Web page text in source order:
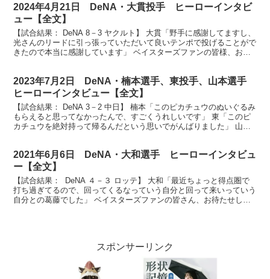
2024年4月21日 DeNA・大貫投手 ヒーローインタビ
ュー【全文】
【試合結果： DeNA 8－3 ヤクルト】 大貫「野手に感謝してますし、
光さんのリードに引っ張っていただいて良いテンポで投げることがで
きたので本当に感謝しています」 ベイスターズファンの皆様、お待
2023年7月2日 DeNA・楠本選手、東投手、山本選手
ヒーローインタビュー【全文】
【試合結果： DeNA 3－2 中日】 楠本「このピカチュウのぬいぐるみ
もらえると思ってなかったんで、すごくうれしいです」 東「このピ
カチュウを絶対持って帰るんだという思いでがんばりました」 山本
2021年6月6日 DeNA・大和選手 ヒーローインタビュ
ー【全文】
【試合結果： DeNA ４－３ ロッテ】 大和「最近ちょっと得点圏で
打ち過ぎてるので、回ってくるなっていう自分と回って来いっていう
自分との葛藤でした」 ベイスターズファンの皆さん、お待たせしま
スポンサーリンク